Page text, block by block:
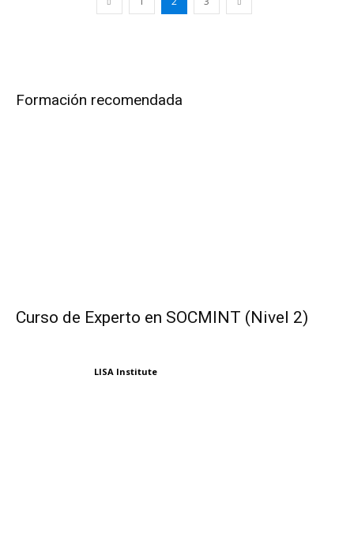
Formación recomendada
Curso de Experto en SOCMINT (Nivel 2)
LISA Institute